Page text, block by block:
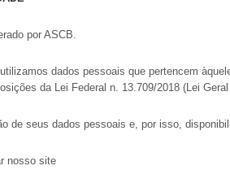
por ASCB.
dados pessoais que pertencem
da Lei Federal n. 13.709/2018 (Lei
de seus dados pessoais e, por isso,
nosso site